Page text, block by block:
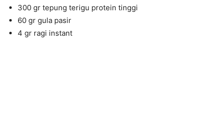
300 gr tepung terigu protein tinggi
60 gr gula pasir
4 gr ragi instant